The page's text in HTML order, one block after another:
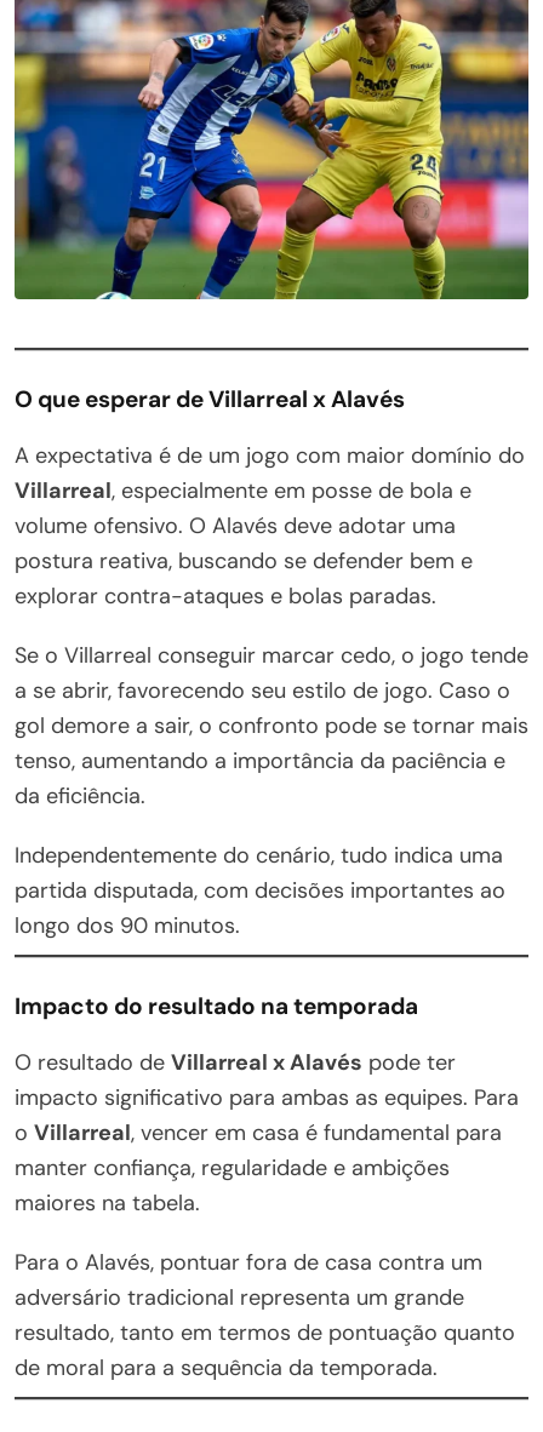
O que esperar de Villarreal x Alavés
A expectativa é de um jogo com maior domínio do
Villarreal, especialmente em posse de bola e
volume ofensivo. O Alavés deve adotar uma
postura reativa, buscando se defender bem e
explorar contra-ataques e bolas paradas.
Se o Villarreal conseguir marcar cedo, o jogo tende
a se abrir, favorecendo seu estilo de jogo. Caso o
gol demore a sair, o confronto pode se tornar mais
tenso, aumentando a importância da paciência e
da eficiência.
Independentemente do cenário, tudo indica uma
partida disputada, com decisões importantes ao
longo dos 90 minutos.
Impacto do resultado na temporada
O resultado de Villarreal x Alavés pode ter
impacto significativo para ambas as equipes. Para
o Villarreal, vencer em casa é fundamental para
manter confiança, regularidade e ambições
maiores na tabela.
Para o Alavés, pontuar fora de casa contra um
adversário tradicional representa um grande
resultado, tanto em termos de pontuação quanto
de moral para a sequência da temporada.